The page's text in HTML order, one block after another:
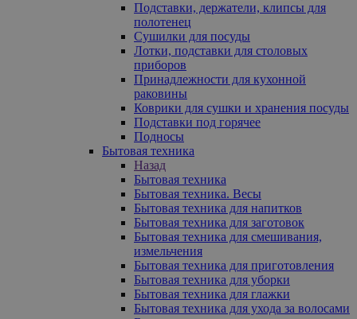
Подставки, держатели, клипсы для
полотенец
Сушилки для посуды
Лотки, подставки для столовых
приборов
Принадлежности для кухонной
раковины
Коврики для сушки и хранения посуды
Подставки под горячее
Подносы
Бытовая техника
Назад
Бытовая техника
Бытовая техника. Весы
Бытовая техника для напитков
Бытовая техника для заготовок
Бытовая техника для смешивания,
измельчения
Бытовая техника для приготовления
Бытовая техника для уборки
Бытовая техника для глажки
Бытовая техника для ухода за волосами